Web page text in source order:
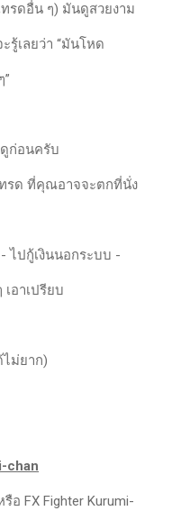
ทรดอื่น ๆ) มันดูสวยงาม
เลยว่า “มันโหด
ก่อนครับ
ทรด ที่คุณอาจจะตกที่นั่ง
ไปกู้เงินนอกระบบ -
อาเปรียบ
ไม่ยาก)
chan
รือ FX Fighter Kurumi-